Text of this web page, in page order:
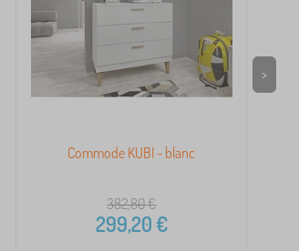
Commode KUBI - blanc
382,80€
299,20€
>